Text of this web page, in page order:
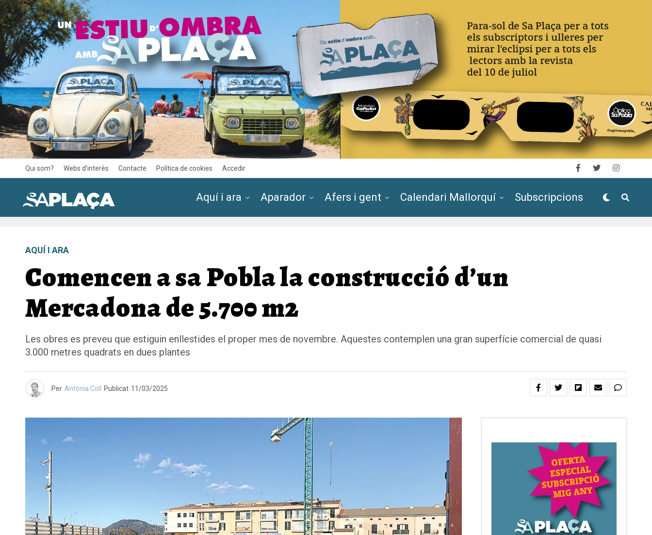
Qui som? Webs d’interès Contacte Política de cookies Accedir
Aquí i ara Aparador Afers i gent Calendari Mallorquí Subscripcions
AQUÍ I ARA
Comencen a sa Pobla la construcció d’un
Mercadona de 5.700 m2
Les obres es preveu que estiguin enllestides el proper mes de novembre. Aquestes contemplen una gran superfície comercial de quasi
3.000 metres quadrats en dues plantes
Per Antònia Coll Publicat 11/03/2025